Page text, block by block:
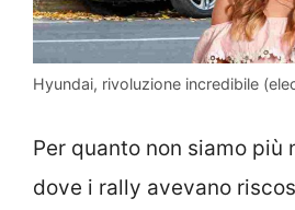
Hyundai, rivoluzione incredibile
Per quanto non siamo più
dove i rally avevano